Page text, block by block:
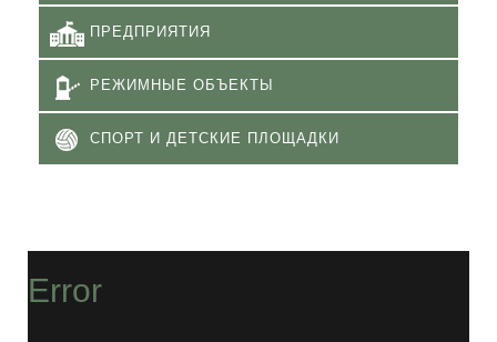
ПРЕДПРИЯТИЯ
РЕЖИМНЫЕ ОБЪЕКТЫ
СПОРТ И ДЕТСКИЕ ПЛОЩАДКИ
Error